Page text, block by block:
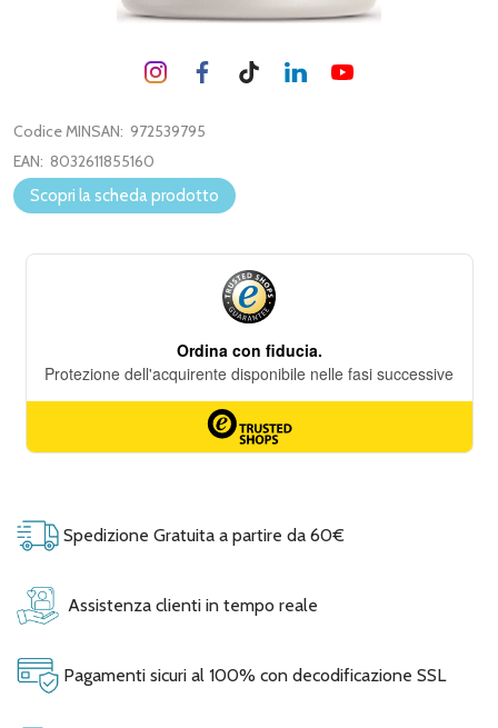
Codice MINSAN: 972539795
EAN: 8032611855160
Scopri la scheda prodotto
Spedizione Gratuita a partire da 60€
Assistenza clienti in tempo reale
Pagamenti sicuri al 100% con decodificazione SSL